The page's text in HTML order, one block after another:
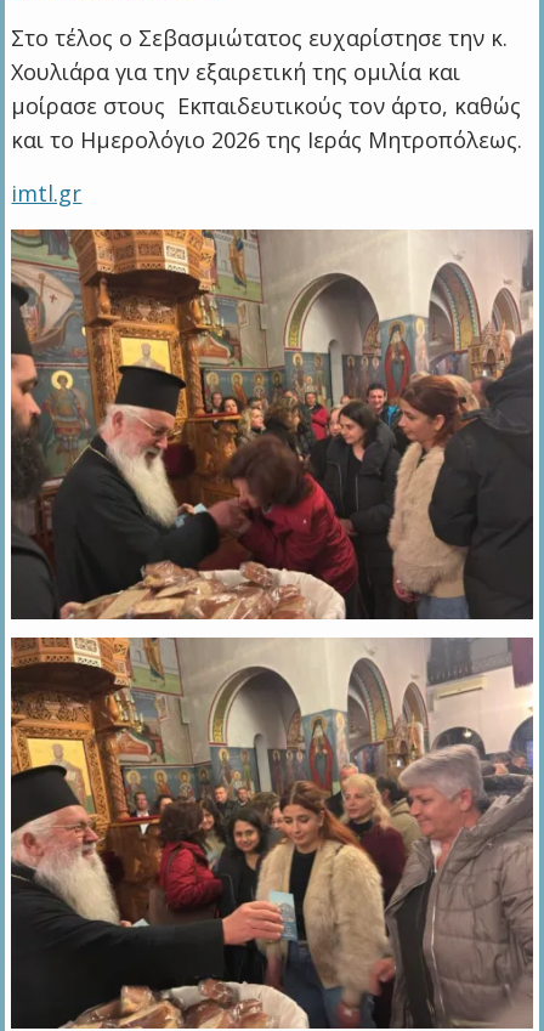
Στο τέλος ο Σεβασμιώτατος ευχαρίστησε την κ.
Χουλιάρα για την εξαιρετική της ομιλία και
μοίρασε στους Εκπαιδευτικούς τον άρτο, καθώς
και το Ημερολόγιο 2026 της Ιεράς Μητροπόλεως.
imtl.gr